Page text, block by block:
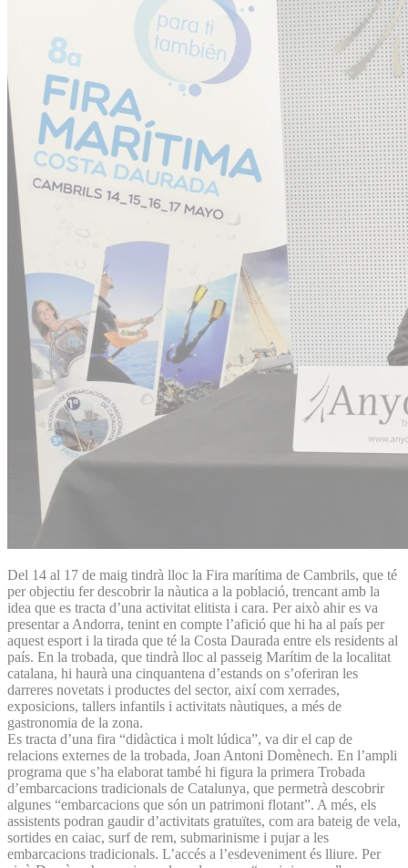
Del 14 al 17 de maig tindrà lloc la Fira marítima de Cambrils, que té
per objectiu fer descobrir la nàutica a la població, trencant amb la
idea que es tracta d’una activitat elitista i cara. Per això ahir es va
presentar a Andorra, tenint en compte l’afició que hi ha al país per
aquest esport i la tirada que té la Costa Daurada entre els residents al
país. En la trobada, que tindrà lloc al passeig Marítim de la localitat
catalana, hi haurà una cinquantena d’estands on s’oferiran les
darreres novetats i productes del sector, així com xerrades,
exposicions, tallers infantils i activitats nàutiques, a més de
gastronomia de la zona.
Es tracta d’una fira “didàctica i molt lúdica”, va dir el cap de
relacions externes de la trobada, Joan Antoni Domènech. En l’ampli
programa que s’ha elaborat també hi figura la primera Trobada
d’embarcacions tradicionals de Catalunya, que permetrà descobrir
algunes “embarcacions que són un patrimoni flotant”. A més, els
assistents podran gaudir d’activitats gratuïtes, com ara bateig de vela,
sortides en caiac, surf de rem, submarinisme i pujar a les
embarcacions tradicionals. L’accés a l’esdeveniment és lliure. Per